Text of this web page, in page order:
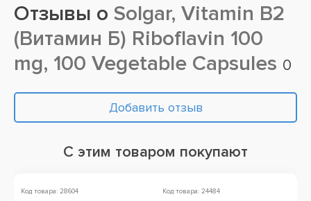
Отзывы о Solgar, Vitamin B2
(Витамин Б) Riboflavin 100
mg, 100 Vegetable Capsules 0
Добавить отзыв
С этим товаром покупают
Код товара: 28604 Код товара: 24484